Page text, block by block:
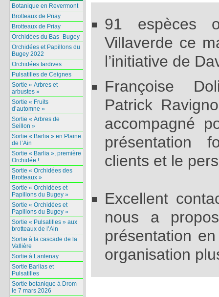
91 espèces
Villaverde ce
l’initiative de
Françoise
Patrick
accompagné
présentation
clients et le
Excellent
nous a
présentation
organisation
Botanique en Revermont
Brotteaux de Priay
Brotteaux de Priay
Orchidées du Bas- Bugey
Orchidées et Papillons du
Bugey 2022
Orchidées tardives
Pulsatilles de Ceignes
Sortie « Arbres et
arbustes »
Sortie « Fruits
d’automne »
Sortie « Arbres de
Seillon »
Sortie « Barlia » en Plaine
de l’Ain
Sortie « Barlia », première
Orchidée !
Sortie « Orchidées des
Brotteaux »
Sortie « Orchidées et
Papillons du Bugey »
Sortie « Orchidées et
Papillons du Bugey »
Sortie « Pulsatilles » aux
brotteaux de l’Ain
Sortie à la cascade de la
Vallière
Sortie à Lantenay
Sortie Barlias et
Pulsatilles
Sortie botanique à Drom
le 7 mars 2026